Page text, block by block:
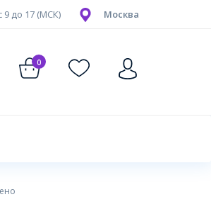
Москва
9 до 17 (МСК)
0